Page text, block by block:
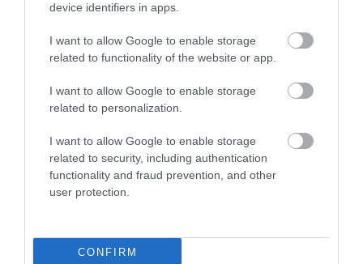
device identifiers in apps.
I want to allow Google to enable storage
related to functionality of the website or app.
I want to allow Google to enable storage
related to personalization.
I want to allow Google to enable storage
related to security, including authentication
functionality and fraud prevention, and other
user protection.
CONFIRM
Όταν αθλητές και καλλιτέχνες
ανταλλάσσουν ρόλους